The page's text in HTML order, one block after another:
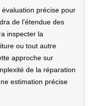
précise pour
de l'étendue des
inspecter la
ou tout autre
approche sur
de la réparation
estimation précise